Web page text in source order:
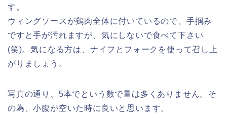
す。
ウィングソースが鶏肉全体に付いているので、手掴み
ですと手が汚れますが、気にしないで食べて下さい
(笑)。気になる方は、ナイフとフォークを使って召し上
がりましょう。
写真の通り、5本でという数で量は多くありません。そ
の為、小腹が空いた時に良いと思います。